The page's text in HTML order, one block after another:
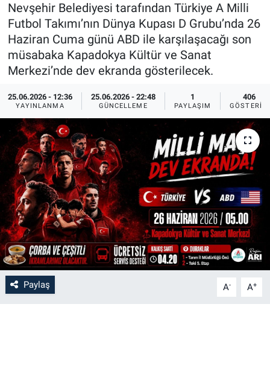
Nevşehir Belediyesi tarafından Türkiye A Milli
Futbol Takımı’nın Dünya Kupası D Grubu’nda 26
Haziran Cuma günü ABD ile karşılaşacağı son
müsabaka Kapadokya Kültür ve Sanat
Merkezi’nde dev ekranda gösterilecek.
25.06.2026 - 12:36
YAYINLANMA
25.06.2026 - 22:48
GÜNCELLEME
1
PAYLAŞIM
406
GÖSTERIM
Paylaş A- A+
Sağlık
Yerel
İlan - Duyuru- Mesaj
Türkiye Gündemi
Sağlık
Eğitim
Kültür
3.Sayfa
Medya
İlan - Duyuru- Mesaj
Türkiye Gündemi